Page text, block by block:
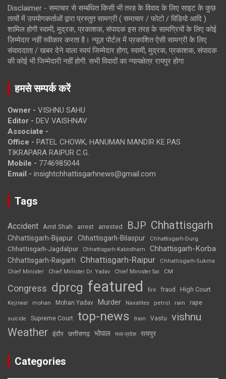
Disclaimer - समाचार से सम्बंधित किसी भी तरह के विवाद के लिए साइट के कुछ
तत्वों में उपयोगकर्ताओं द्वारा प्रस्तुत सामग्री ( समाचार / फोटो / विडियो आदि )
शामिल होगी स्वामी, मुद्रक, प्रकाशक, संपादक इस तरह के सामग्रियों के लिए कोई
ज़िम्मेदार नहीं स्वीकार करता है। न्यूज़ पोर्टल में प्रकाशित ऐसी सामग्री के लिए
संवाददाता / खबर देने वाला स्वयं जिम्मेदार होगा, स्वामी, मुद्रक, प्रकाशक, संपादक
की कोई भी जिम्मेदारी नहीं होगी. सभी विवादों का न्यायक्षेत्र रायपुर होगा
हमसे सम्पर्क करें
Owner - VISHNU SAHU
Editor - DEV VAISHNAV
Associate -
Office - PATEL CHOWK, HANUMAN MANDIR KE PAS
TIKRAPARA RAIPUR C.G.
Mobile - 7746985044
Email - insightchhattisgarhnews@gmail.com
Tags
Accident Amit Shah arrest arrested BJP Chhattisgarh
Chhattisgarh-Bijapur Chhattisgarh-Bilaspur Chhattisgarh-Durg
Chhattisgarh-Jagdalpur Chhattisgarh-Kabirdham Chhattisgarh-Korba
Chhattisgarh-Raigarh Chhattisgarh-Raipur
Chhattisgarh-Sukma
Chief Minister
Chief Minister Dr. Yadav Chief Minister Sai CM
Congress dprcg featured fire fraud High Court
Kejriwal mohan Mohan Yadav Murder Naxalites petrol rain rape
suicide Supreme Court top-news train Vastu vishnu
Weather इंदौर छत्तीसगढ़ भोपाल मध्य प्रदेश रायपुर
Categories